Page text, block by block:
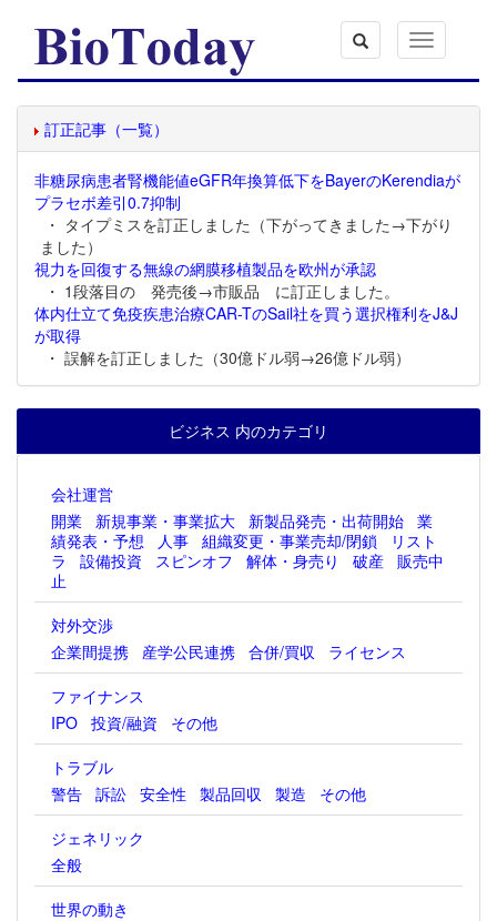
Toggle
navigation
訂正記事（一覧）
非糖尿病患者腎機能値eGFR年換算低下をBayerのKerendiaが
プラセボ差引0.7抑制
・ タイプミスを訂正しました（下がってきました→下がり
ました）
視力を回復する無線の網膜移植製品を欧州が承認
・ 1段落目の 発売後→市販品 に訂正しました。
体内仕立て免疫疾患治療CAR-TのSail社を買う選択権利をJ&J
が取得
・ 誤解を訂正しました（30億ドル弱→26億ドル弱）
ビジネス 内のカテゴリ
会社運営
開業
新規事業・事業拡大 新製品発売・出荷開始 業
績発表・予想
人事 組織変更・事業売却/閉鎖
リスト
ラ
設備投資 スピンオフ 解体・身売り 破産 販売中
止
対外交渉
企業間提携
産学公民連携 合併/買収
ライセンス
ファイナンス
IPO 投資/融資
その他
トラブル
警告 訴訟 安全性 製品回収 製造
その他
ジェネリック
全般
世界の動き